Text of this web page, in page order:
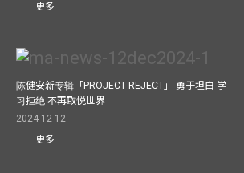
更多
陈健安新专辑「PROJECT REJECT」 勇于坦白 学
习拒绝 不再取悦世界
2024-12-12
更多